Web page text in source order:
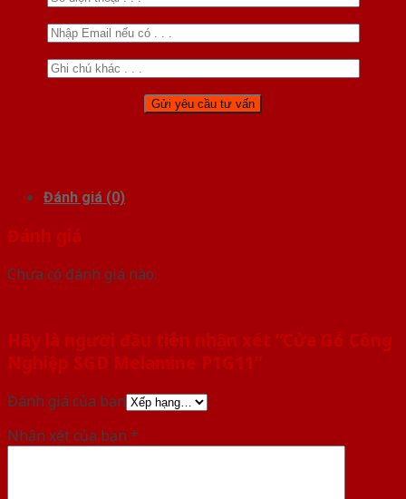
Đánh giá (0)
Đánh giá
Chưa có đánh giá nào.
Hãy là người đầu tiên nhận xét “Cửa Gỗ Công
Nghiệp SGD Melamine P1G11”
Đánh giá của bạn
Nhận xét của bạn *